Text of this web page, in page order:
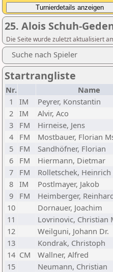
25. Alois Schuh-
Die Seite wurde zuletzt aktualisiert
Suche nach Spieler
Startrangliste
Nr. Name
1
IM Peyrer, Konstantin
2 IM Alvir, Aco
3
FM Hirneise, Jens
4
FM Mostbauer, Florian
5
FM Sandhöfner, Florian
6
FM Hiermann, Dietmar
7
FM Rolletschek, Heinrich
8 IM Postlmayer, Jakob
9
FM Heimberger,
10
Dornauer, Joachim
11
Lovrinovic, Christian
12
Weilguni, Johann Dr.
13
Kondrak, Christoph
14 CM Wallner, Alfred
15
Neumann, Christian